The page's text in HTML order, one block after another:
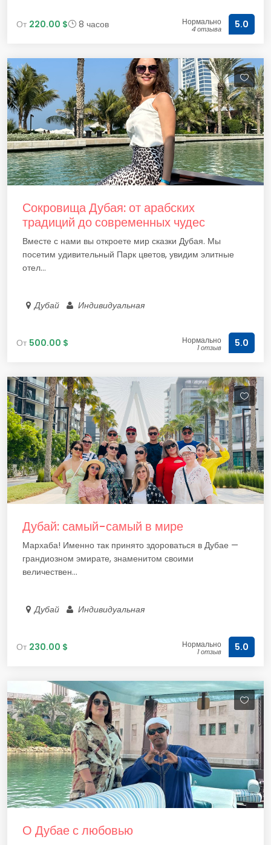
От 220.00 $ 8 часов Нормально
4 отзыва 5.0
Сокровища Дубая: от арабских
традиций до современных чудес
Вместе с нами вы откроете мир сказки Дубая. Мы
посетим удивительный Парк цветов, увидим элитные
отел...
Дубай Индивидуальная
От 500.00 $ Нормально
1 отзыв 5.0
Дубай: самый-самый в мире
Мархаба! Именно так принято здороваться в Дубае —
грандиозном эмирате, знаменитом своими
величествен...
Дубай Индивидуальная
От 230.00 $ Нормально
1 отзыв 5.0
О Дубае с любовью